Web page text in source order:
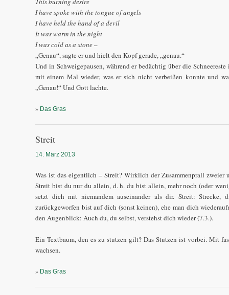
I have spoke with the tongue of angels
I have held the hand of a devil
It was warm in the night
I was cold as a stone–
„Genau“, sagte er und hielt den Kopf gerade, „genau.“
Und in Schweigepausen, während er bedächtig über die
mit einem Mal wieder, was er sich nicht verbeißen konnte und
„Genau!“ Und Gott lachte.
» Das Gras
Streit
14. März 2013
Was ist das eigentlich – Streit? Wirklich der Zusammenprall zweier
Streit bist du nur du allein, d. h. du bist allein, mehr noch (oder
setzt dich mit niemandem auseinander als dir. Streit: Strecke,
zurückgeworfen bist auf dich (sonst keinen), ehe man dich
den Augenblick: Auch du, du selbst, verstehst dich wieder (7.3.).
Ein Textbaum, den es zu stutzen gilt? Das Stutzen ist vorbei. Mit
wachsen.
» Das Gras